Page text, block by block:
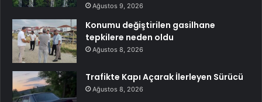
Ağustos 9, 2026
Konumu değiştirilen gasilhane
tepkilere neden oldu
Ağustos 8, 2026
Trafikte Kapı Açarak İlerleyen Sürücü
Ağustos 8, 2026